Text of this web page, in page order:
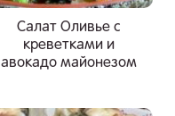
Салат Оливье с
креветками и
авокадо майонезом